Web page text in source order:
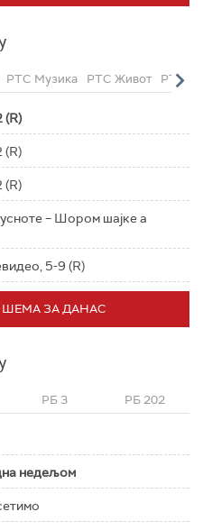
РТС Музика РТС Живот РТС
(R)
(R)
(R)
– Шором шајке а
5-9 (R)
ЗА ДАНАС
РБ 3 РБ 202
недељом